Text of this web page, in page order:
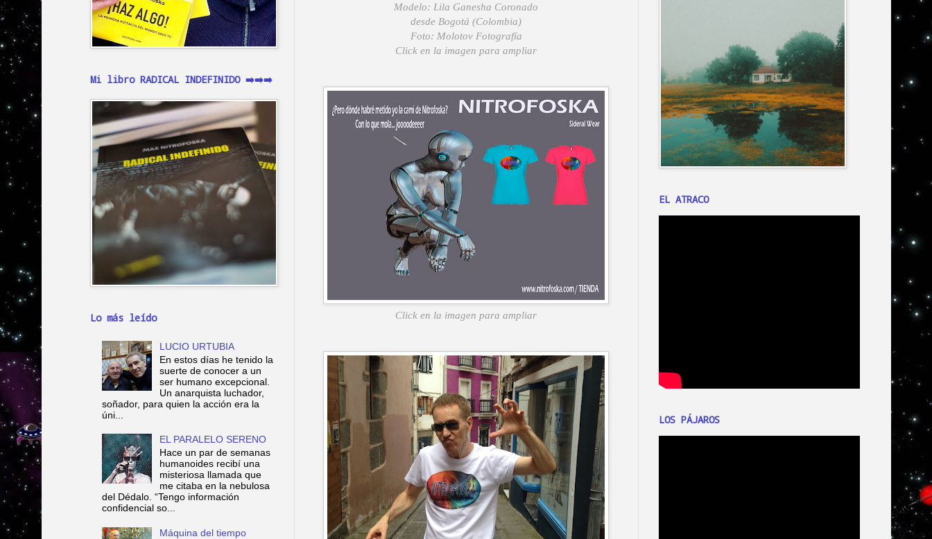
Modelo: Lila Ganesha Coronado
desde Bogotá (Colombia)
Foto: Molotov Fotografía
Click en la imagen para ampliar
Click en la imagen para ampliar
Mi libro RADICAL INDEFINIDO ➡️➡️➡️
Lo más leído
LUCIO URTUBIA
En estos días he tenido la
suerte de conocer a un
ser humano excepcional.
Un anarquista luchador,
soñador, para quien la acción era la
úni...
EL PARALELO SERENO
Hace un par de semanas
humanoides recibí una
misteriosa llamada que
me citaba en la nebulosa
del Dédalo. “Tengo información
confidencial so...
Máquina del tiempo
EL ATRACO
LOS PÁJAROS